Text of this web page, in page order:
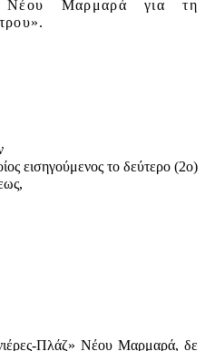
Νέου Μαρμαρά για τη
εισηγούμενος το δεύτερο (2o)
Πλάζ» Νέου Μαρμαρά, δε